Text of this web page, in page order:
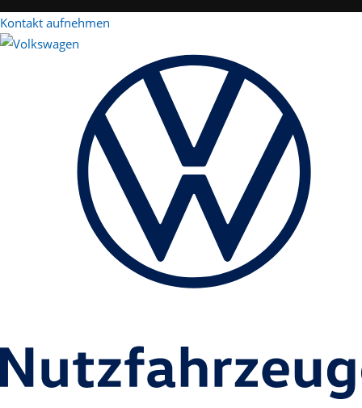
Kontakt aufnehmen